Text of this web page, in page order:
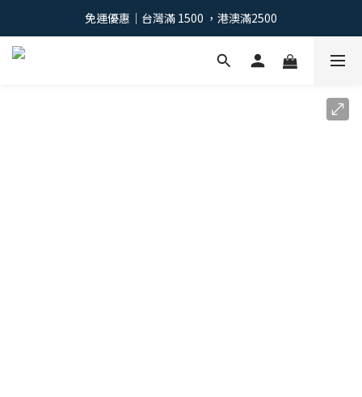
免運優惠｜台灣滿 1500 ，港澳滿2500
免運優惠｜台灣滿 1500 ，港澳滿2500
註冊會員：獲得100元購物金 >